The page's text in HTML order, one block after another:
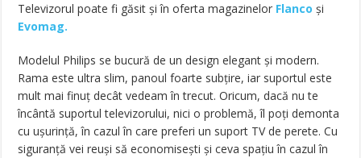
Televizorul poate fi găsit și în oferta magazinelor Flanco și
Evomag.
Modelul Philips se bucură de un design elegant și modern.
Rama este ultra slim, panoul foarte subțire, iar suportul este
mult mai finuț decât vedeam în trecut. Oricum, dacă nu te
încântă suportul televizorului, nici o problemă, îl poți demonta
cu ușurință, în cazul în care preferi un suport TV de perete. Cu
siguranță vei reuși să economisești și ceva spațiu în cazul în